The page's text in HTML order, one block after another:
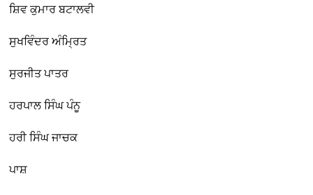
ਸ਼ਿਵ ਕੁਮਾਰ ਬਟਾਲਵੀ
ਸੁਖਵਿੰਦਰ ਅੰਮ੍ਰਿਤ
ਸੁਰਜੀਤ ਪਾਤਰ
ਹਰਪਾਲ ਸਿੰਘ ਪੰਨੂ
ਹਰੀ ਸਿੰਘ ਜਾਚਕ
ਪਾਸ਼